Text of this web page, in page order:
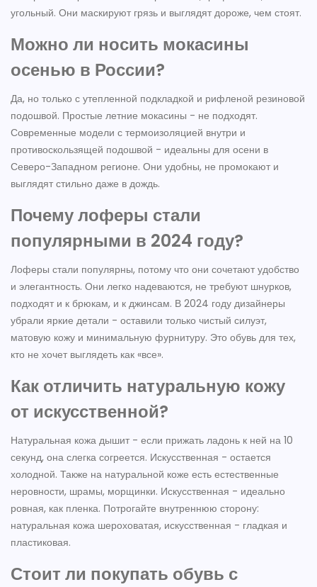
угольный. Они маскируют грязь и выглядят дороже, чем стоят.
Можно ли носить мокасины
осенью в России?
Да, но только с утепленной подкладкой и рифленой резиновой
подошвой. Простые летние мокасины - не подходят.
Современные модели с термоизоляцией внутри и
противоскользящей подошвой - идеальны для осени в
Северо-Западном регионе. Они удобны, не промокают и
выглядят стильно даже в дождь.
Почему лоферы стали
популярными в 2024 году?
Лоферы стали популярны, потому что они сочетают удобство
и элегантность. Они легко надеваются, не требуют шнурков,
подходят и к брюкам, и к джинсам. В 2024 году дизайнеры
убрали яркие детали - оставили только чистый силуэт,
матовую кожу и минимальную фурнитуру. Это обувь для тех,
кто не хочет выглядеть как «все».
Как отличить натуральную кожу
от искусственной?
Натуральная кожа дышит - если прижать ладонь к ней на 10
секунд, она слегка согреется. Искусственная - остается
холодной. Также на натуральной коже есть естественные
неровности, шрамы, морщинки. Искусственная - идеально
ровная, как пленка. Потрогайте внутреннюю сторону:
натуральная кожа шероховатая, искусственная - гладкая и
пластиковая.
Стоит ли покупать обувь с